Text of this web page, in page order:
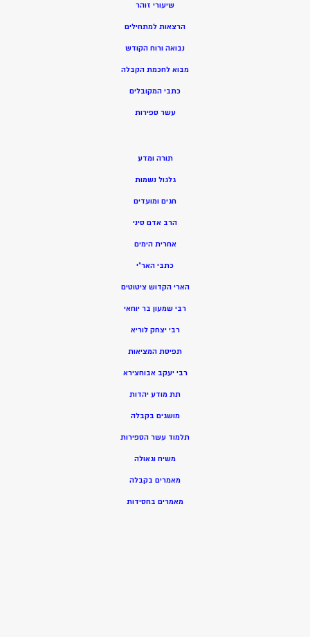
שיעורי זוהר
הרצאות למתחילים
נבואה ורוח הקודש
מבוא לחכמת הקבלה
כתבי המקובלים
עשר ספירות
תורה ומדע
גלגול נשמות
חגים ומועדים
הרב אדם סיני
אחרית הימים
כתבי האר”י
הארי הקדוש ציטוטים
רבי שמעון בר יוחאי
רבי יצחק לוריא
תפיסת המציאות
רבי יעקב אבוחצירא
תת מודע יהדות
מושגים בקבלה
תלמוד עשר הספירות
משיח וגאולה
מאמרים בקבלה
מאמרים בחסידות